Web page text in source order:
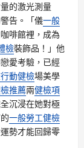
的激光測量
告。「儀一般
啡館裡，成為
檢裝飾品！」他
愛考驗，已經
行動健檢場美學
推薦兩健檢項
沉浸在她對極
一般勞工健檢
勢才能回歸零